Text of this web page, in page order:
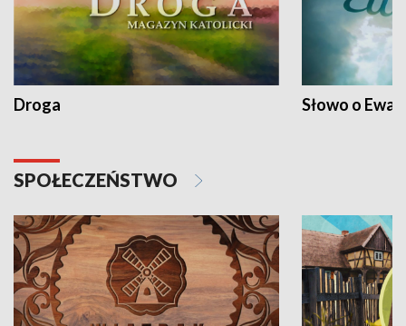
Droga Słowo o
SPOŁECZEŃSTWO